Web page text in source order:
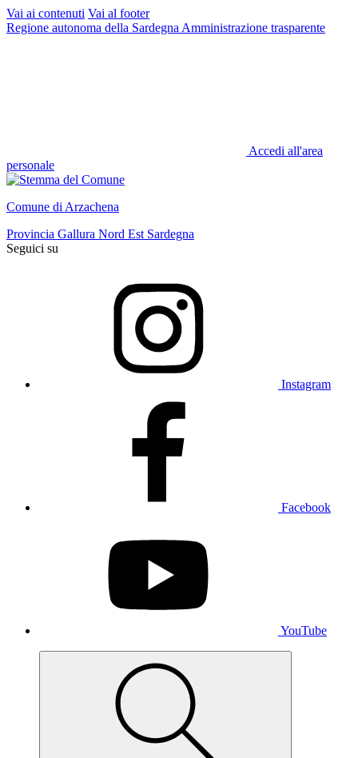
Vai ai contenuti Vai al footer
Regione autonoma della Sardegna Amministrazione trasparente
Accedi all'area
personale
Comune di Arzachena
Provincia Gallura Nord Est Sardegna
Seguici su
Instagram
Facebook
YouTube